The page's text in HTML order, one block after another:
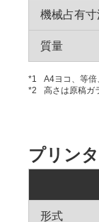
機械占有寸
質量
*1
A4ヨコ、等倍
*2
高さは原稿ガ
プリン
形式